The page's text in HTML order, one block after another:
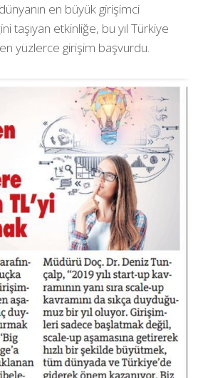
en büyük girişimci
taşıyan etkinliğe, bu yıl Türkiye
yüzlerce girişim başvurdu.